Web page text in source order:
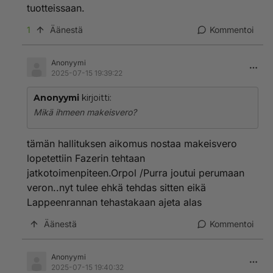
tuotteissaan.
1 Äänestä Kommentoi
Anonyymi
2025-07-15 19:39:22
Anonyymi kirjoitti:
Mikä ihmeen makeisvero?
tämän hallituksen aikomus nostaa makeisvero
lopetettiin Fazerin tehtaan
jatkotoimenpiteen.Orpol /Purra joutui perumaan
veron..nyt tulee ehkä tehdas sitten eikä
Lappeenrannan tehastakaan ajeta alas
Äänestä Kommentoi
Anonyymi
2025-07-15 19:40:32